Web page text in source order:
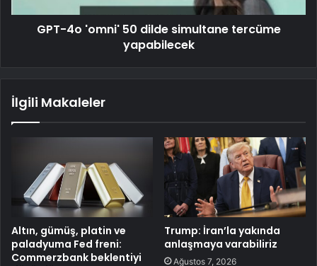
GPT-4o 'omni' 50 dilde simultane tercüme
yapabilecek
İlgili Makaleler
Altın, gümüş, platin ve
paladyuma Fed freni:
Commerzbank beklentiyi
Trump: İran’la yakında
anlaşmaya varabiliriz
Ağustos 7, 2026